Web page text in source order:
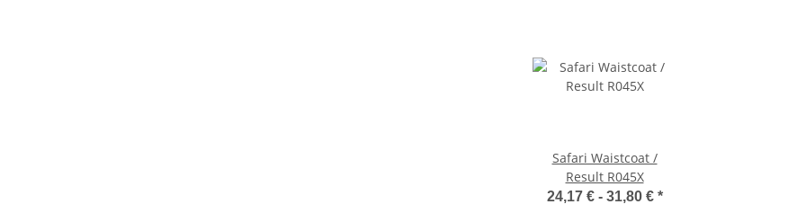
Safari Waistcoat /
Result R045X
24,17 € - 31,80 € *